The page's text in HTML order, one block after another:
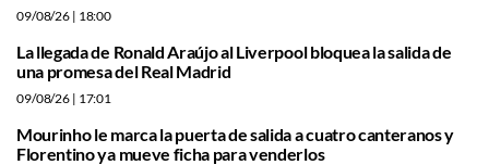
09/08/26 | 18:00
La llegada de Ronald Araújo al Liverpool bloquea la salida de
una promesa del Real Madrid
09/08/26 | 17:01
Mourinho le marca la puerta de salida a cuatro canteranos y
Florentino ya mueve ficha para venderlos